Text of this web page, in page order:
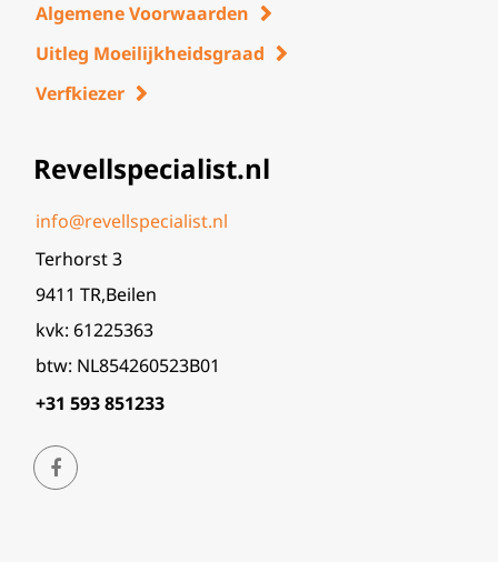
Algemene Voorwaarden
Uitleg Moeilijkheidsgraad
Verfkiezer
Revellspecialist.nl
info@revellspecialist.nl
Terhorst 3
9411 TR,Beilen
kvk: 61225363
btw: NL854260523B01
+31 593 851233